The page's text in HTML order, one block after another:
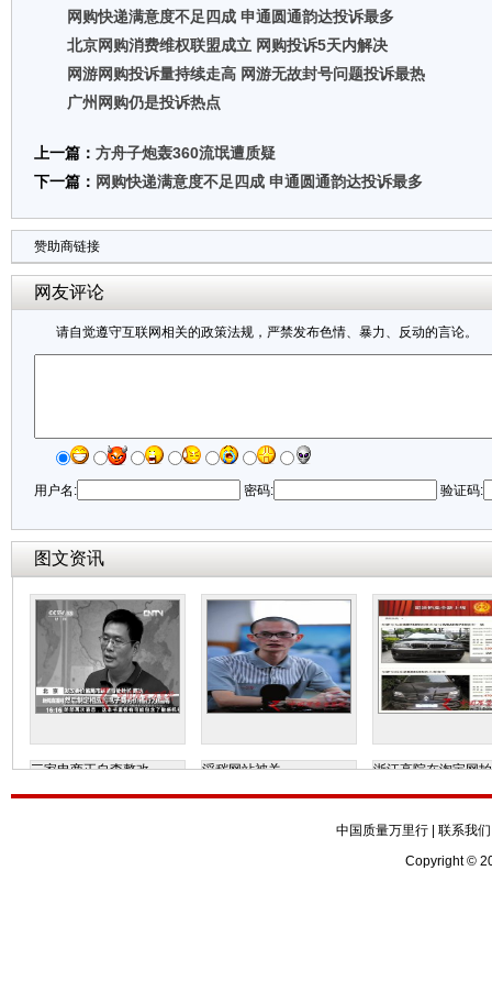
网购快递满意度不足四成 申通圆通韵达投诉最多
北京网购消费维权联盟成立 网购投诉5天内解决
网游网购投诉量持续走高 网游无故封号问题投诉最热
广州网购仍是投诉热点
上一篇： 方舟子炮轰360流氓遭质疑
下一篇： 网购快递满意度不足四成 申通圆通韵达投诉最多
赞助商链接
网友评论
请自觉遵守互联网相关的政策法规，严禁发布色情、暴力、反动的言论。
用户名: 密码: 验证码:
图文资讯
三家电商正自查整改 淫秽网站被关 浙江高院在淘宝网
中国质量万里行| 联系我们
Copyright ©